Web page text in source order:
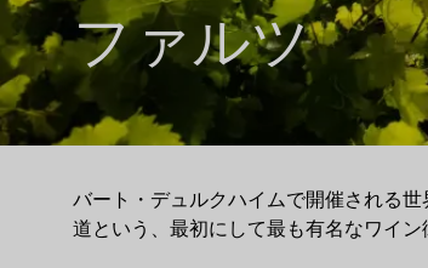
ファルツ
バート・デュルクハイムで開催される
道という、最初にして最も有名なワイン